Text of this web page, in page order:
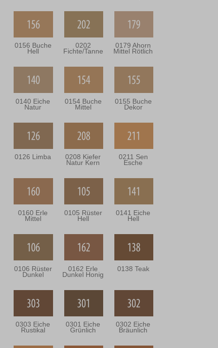
0156 Buche
Hell
0202
Fichte/Tanne
0179 Ahorn
Mittel Rötlich
0140 Eiche
Natur
0154 Buche
Mittel
0155 Buche
Dekor
0126 Limba 0208 Kiefer
Natur Kern
0211 Sen
Esche
0160 Erle
Mittel
0105 Rüster
Hell
0141 Eiche
Hell
0106 Rüster
Dunkel
0162 Erle
Dunkel Honig
0138 Teak
0303 Eiche
Rustikal
0301 Eiche
Grünlich
0302 Eiche
Bräunlich